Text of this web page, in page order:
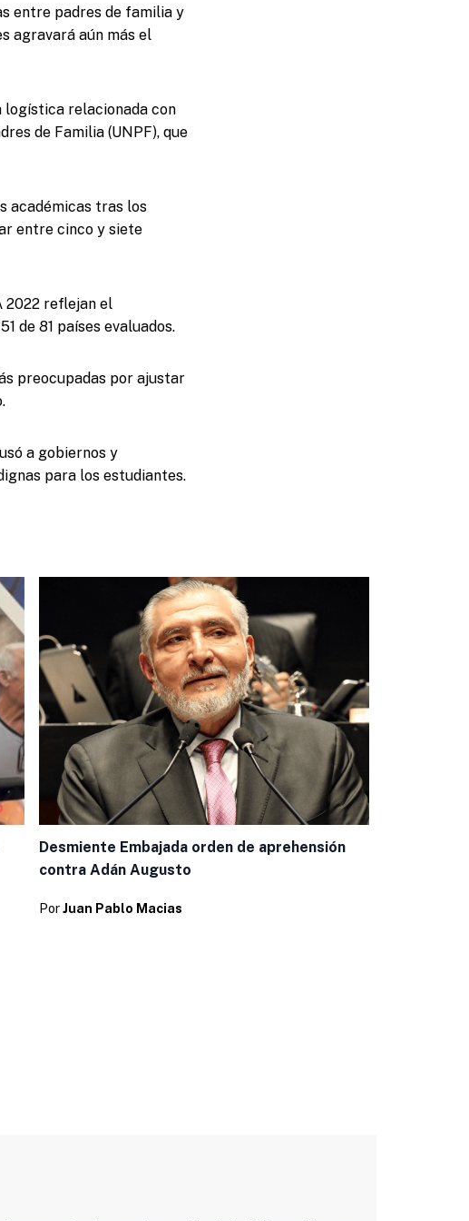
entre padres de familia y
agravará aún más el
logística relacionada con
de Familia (UNPF), que
académicas tras los
entre cinco y siete
2022 reflejan el
de 81 países evaluados.
preocupadas por ajustar
a gobiernos y
para los estudiantes.
Desmiente Embajada orden de aprehensión
contra Adán Augusto
PorJuan Pablo Macias